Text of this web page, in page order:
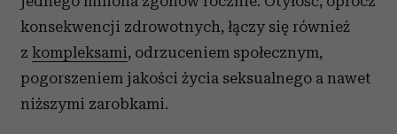
konsekwencji zdrowotnych, łączy się również
z kompleksami, odrzuceniem społecznym,
pogorszeniem jakości życia seksualnego a nawet
niższymi zarobkami.